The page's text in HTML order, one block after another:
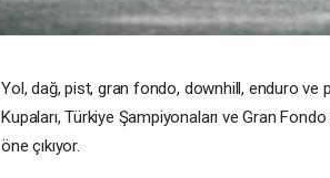
Yol, dağ, pist, gran fondo, downhill, enduro ve
Kupaları, Türkiye Şampiyonaları ve Gran
öne çıkıyor.